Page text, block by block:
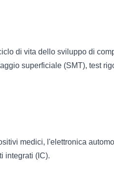
di vita dello sviluppo di
superficiale (SMT), test
medici, l'elettronica
integrati (IC).